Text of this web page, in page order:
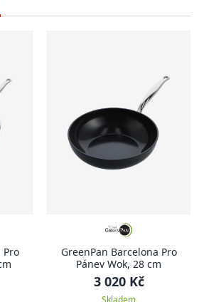
Pro
GreenPan Barcelona Pro
Pánev Wok, 28 cm
3 020 Kč
Skladem